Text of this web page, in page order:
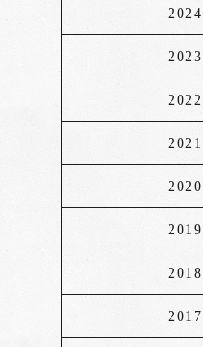
2024
2023
2022
2021
2020
2019
2018
2017